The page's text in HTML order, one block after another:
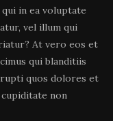
in ea voluptate
vel illum qui
At vero eos et
qui blanditiis
quos dolores et
non